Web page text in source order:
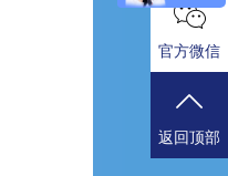
官方微信
返回顶部